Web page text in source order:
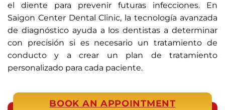
el diente para prevenir futuras infecciones. En
Saigon Center Dental Clinic, la tecnología avanzada
de diagnóstico ayuda a los dentistas a determinar
con precisión si es necesario un tratamiento de
conducto y a crear un plan de tratamiento
personalizado para cada paciente.
BOOK AN APPOINTMENT